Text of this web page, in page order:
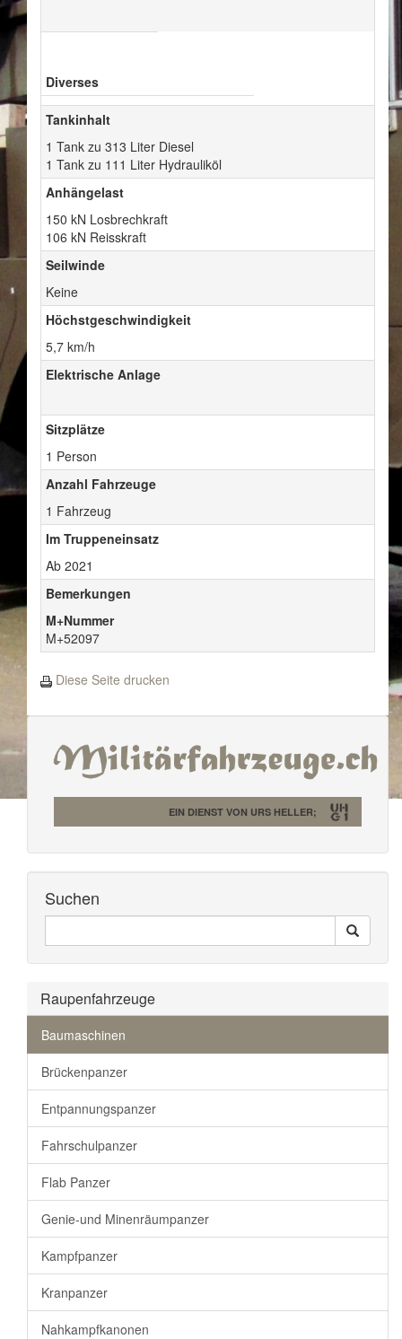
Diverses
Tankinhalt
1 Tank zu 313 Liter Diesel
1 Tank zu 111 Liter Hydrauliköl
Anhängelast
150 kN Losbrechkraft
106 kN Reisskraft
Seilwinde
Keine
Höchstgeschwindigkeit
5,7 km/h
Elektrische Anlage
Sitzplätze
1 Person
Anzahl Fahrzeuge
1 Fahrzeug
Im Truppeneinsatz
Ab 2021
Bemerkungen
M+Nummer
M+52097
Diese Seite drucken
EIN DIENST VON URS HELLER;
Suchen
Durchsuchen
Raupenfahrzeuge
Baumaschinen
Brückenpanzer
Entpannungspanzer
Fahrschulpanzer
Flab Panzer
Genie-und Minenräumpanzer
Kampfpanzer
Kranpanzer
Nahkampfkanonen